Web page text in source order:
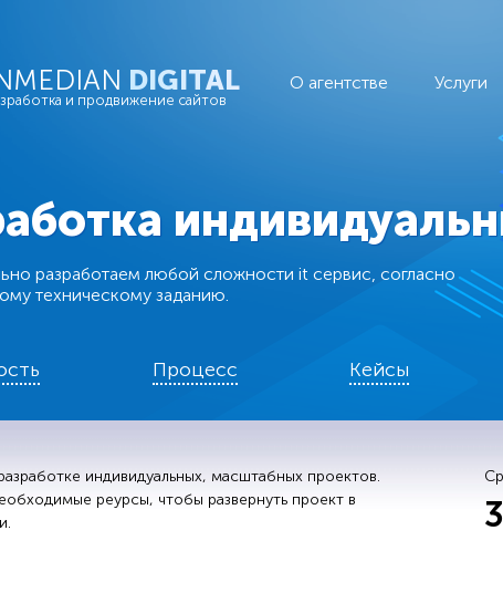
DIGITAL
и продвижение сайтов
О агентстве Услуги
разработаем любой сложности it сервис, согласно
техническому заданию.
Процесс Кейсы
индивидуальных, масштабных проектов.
реурсы, чтобы развернуть проект в